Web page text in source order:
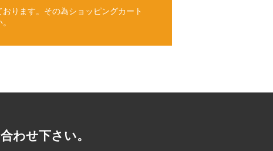
ります。その為ショッピングカート
わせ下さい。